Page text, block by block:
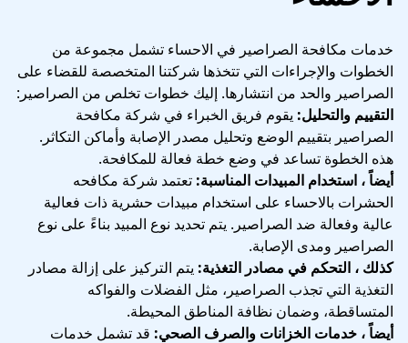
خدمات مكافحة الصراصير في الاحساء تشمل مجموعة من
الخطوات والإجراءات التي تتخذها شركتنا المتخصصة للقضاء على
الصراصير والحد من انتشارها. إليك خطوات تخلص من الصراصير:
التقييم والتحليل: يقوم فريق الخبراء في شركة مكافحة
الصراصير بتقييم الوضع وتحليل مصدر الإصابة وأماكن التكاثر.
هذه الخطوة تساعد في وضع خطة فعالة للمكافحة.
أيضاً ، استخدام المبيدات المناسبة: تعتمد شركة مكافحه
الحشرات بالاحساء على استخدام مبيدات حشرية ذات فعالية
عالية وفعالة ضد الصراصير. يتم تحديد نوع المبيد بناءً على نوع
الصراصير ومدى الإصابة.
كذلك ، التحكم في مصادر التغذية: يتم التركيز على إزالة مصادر
التغذية التي تجذب الصراصير، مثل الفضلات والفواكه
المتساقطة، وضمان نظافة المناطق المحيطة.
أيضاً ، خدمات الخزانات والصرف الصحي: قد تشمل خدمات